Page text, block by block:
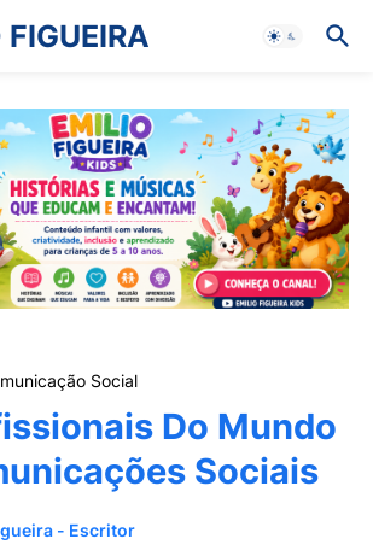
Social
Do Mundo
Sociais
- Escritor